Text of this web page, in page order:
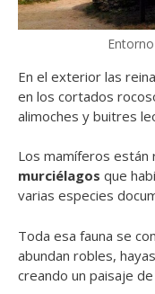
En el exterior las
en los cortados
alimoches y buitres
Los mamíferos
murciélagos que
varias especies
Toda esa fauna se
abundan robles,
creando un paisaje